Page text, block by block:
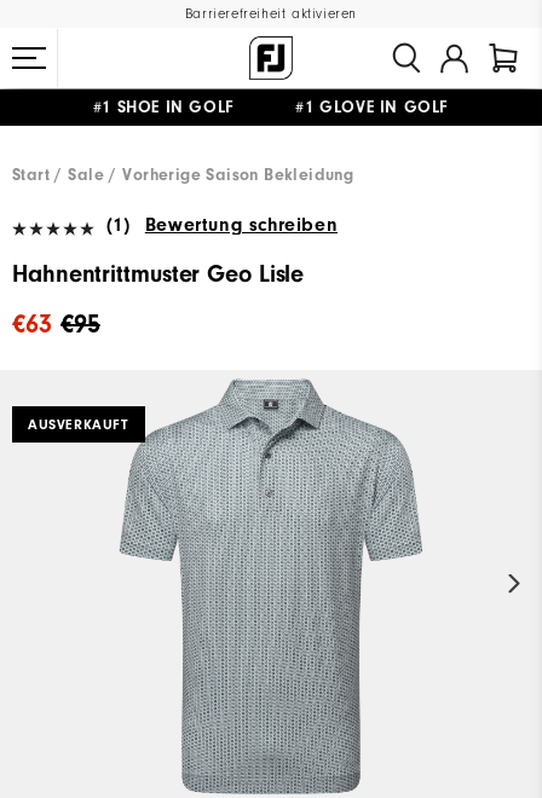
Barrierefreiheit aktivieren
#1 SHOE IN GOLF #1 GLOVE IN GOLF
Start
Sale Vorherige Saison Bekleidung
(1) Bewertung schreiben
Hahnentrittmuster Geo Lisle
€95
€63
AUSVERKAUFT